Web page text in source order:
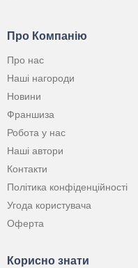
Про Компанію
Про нас
Наші нагороди
Новини
Франшиза
Робота у нас
Наші автори
Контакти
Політика конфіденційності
Угода користувача
Оферта
Корисно знати